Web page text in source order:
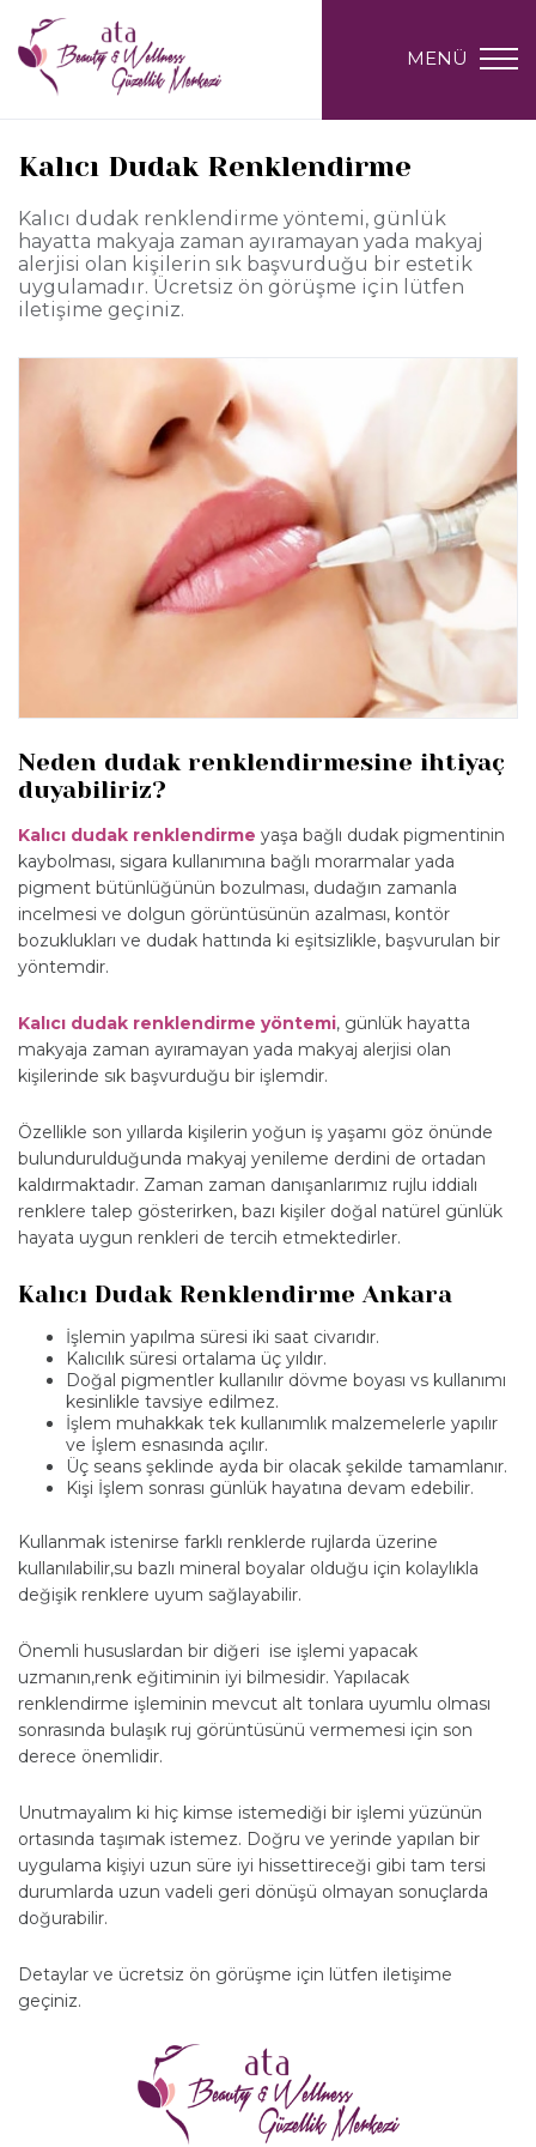
MENÜ
Kalıcı Dudak Renklendirme
Kalıcı dudak renklendirme yöntemi, günlük
hayatta makyaja zaman ayıramayan yada makyaj
alerjisi olan kişilerin sık başvurduğu bir estetik
uygulamadır. Ücretsiz ön görüşme için lütfen
iletişime geçiniz.
Neden dudak renklendirmesine ihtiyaç
duyabiliriz?
Kalıcı dudak renklendirme yaşa bağlı dudak pigmentinin
kaybolması, sigara kullanımına bağlı morarmalar yada
pigment bütünlüğünün bozulması, dudağın zamanla
incelmesi ve dolgun görüntüsünün azalması, kontör
bozuklukları ve dudak hattında ki eşitsizlikle, başvurulan bir
yöntemdir.
Kalıcı dudak renklendirme yöntemi, günlük hayatta
makyaja zaman ayıramayan yada makyaj alerjisi olan
kişilerinde sık başvurduğu bir işlemdir.
Özellikle son yıllarda kişilerin yoğun iş yaşamı göz önünde
bulundurulduğunda makyaj yenileme derdini de ortadan
kaldırmaktadır. Zaman zaman danışanlarımız rujlu iddialı
renklere talep gösterirken, bazı kişiler doğal natürel günlük
hayata uygun renkleri de tercih etmektedirler.
Kalıcı Dudak Renklendirme Ankara
İşlemin yapılma süresi iki saat civarıdır.
Kalıcılık süresi ortalama üç yıldır.
Doğal pigmentler kullanılır dövme boyası vs kullanımı
kesinlikle tavsiye edilmez.
İşlem muhakkak tek kullanımlık malzemelerle yapılır
ve İşlem esnasında açılır.
Üç seans şeklinde ayda bir olacak şekilde tamamlanır.
Kişi İşlem sonrası günlük hayatına devam edebilir.
Kullanmak istenirse farklı renklerde rujlarda üzerine
kullanılabilir,su bazlı mineral boyalar olduğu için kolaylıkla
değişik renklere uyum sağlayabilir.
Önemli hususlardan bir diğeri ise işlemi yapacak
uzmanın,renk eğitiminin iyi bilmesidir. Yapılacak
renklendirme işleminin mevcut alt tonlara uyumlu olması
sonrasında bulaşık ruj görüntüsünü vermemesi için son
derece önemlidir.
Unutmayalım ki hiç kimse istemediği bir işlemi yüzünün
ortasında taşımak istemez. Doğru ve yerinde yapılan bir
uygulama kişiyi uzun süre iyi hissettireceği gibi tam tersi
durumlarda uzun vadeli geri dönüşü olmayan sonuçlarda
doğurabilir.
Detaylar ve ücretsiz ön görüşme için lütfen iletişime
geçiniz.